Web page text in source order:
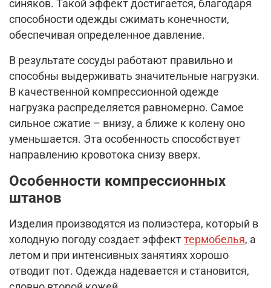
синяков. Такой эффект достигается, благодаря
способности одежды сжимать конечности,
обеспечивая определенное давление.
В результате сосуды работают правильно и
способны выдерживать значительные нагрузки.
В качественной компрессионной одежде
нагрузка распределяется равномерно. Самое
сильное сжатие – внизу, а ближе к колену оно
уменьшается. Эта особенность способствует
направлению кровотока снизу вверх.
Особенности компрессионных
штанов
Изделия производятся из полиэстера, который в
холодную погоду создает эффект термобелья, а
летом и при интенсивных занятиях хорошо
отводит пот. Одежда надевается и становится,